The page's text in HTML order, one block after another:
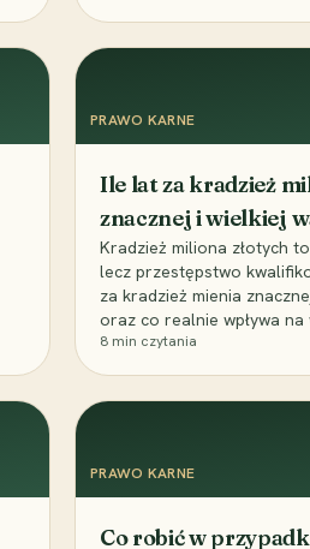
PRAWO KARNE
Ile lat za kradzież
znacznej i wielkiej
Kradzież miliona złotych
lecz przestępstwo
za kradzież mienia
oraz co realnie wpływa na
8 min czytania
PRAWO KARNE
Co robić w